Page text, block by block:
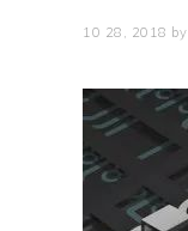
10 28, 2018 by